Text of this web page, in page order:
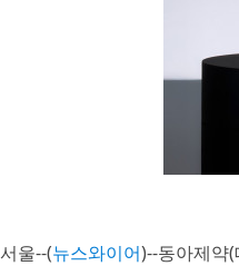
서울--(뉴스와이어)--동아제약